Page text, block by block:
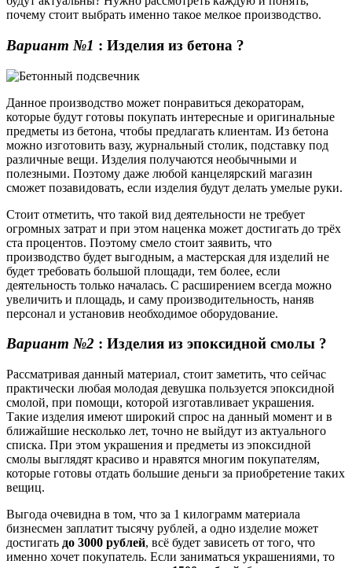
почему стоит выбрать именно такое мелкое производство.
Вариант №1 : Изделия из бетона ?️
Данное производство может понравиться декораторам,
которые будут готовы покупать интересные и оригинальные
предметы из бетона, чтобы предлагать клиентам. Из бетона
можно изготовить вазу, журнальный столик, подставку под
различные вещи. Изделия получаются необычными и
полезными. Поэтому даже любой канцелярский магазин
сможет позавидовать, если изделия будут делать умелые руки.
Стоит отметить, что такой вид деятельности не требует
огромных затрат и при этом наценка может достигать до трёх
ста процентов. Поэтому смело стоит заявить, что
производство будет выгодным, а мастерская для изделий не
будет требовать большой площади, тем более, если
деятельность только началась. С расширением всегда можно
увеличить и площадь, и саму производительность, наняв
персонал и установив необходимое оборудование.
Вариант №2 : Изделия из эпоксидной смолы ?
Рассматривая данный материал, стоит заметить, что сейчас
практически любая молодая девушка пользуется эпоксидной
смолой, при помощи, которой изготавливает украшения.
Такие изделия имеют широкий спрос на данный момент и в
ближайшие несколько лет, точно не выйдут из актуального
списка. При этом украшения и предметы из эпоксидной
смолы выглядят красиво и нравятся многим покупателям,
которые готовы отдать большие деньги за приобретение таких
вещиц.
Выгода очевидна в том, что за 1 килограмм материала
бизнесмен заплатит тысячу рублей, а одно изделие может
достигать до 3000 рублей, всё будет зависеть от того, что
именно хочет покупатель. Если заниматься украшениями, то